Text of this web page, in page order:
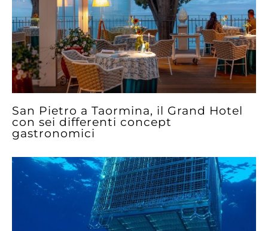
San Pietro a Taormina, il Grand Hotel
con sei differenti concept
gastronomici